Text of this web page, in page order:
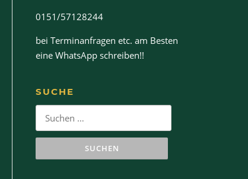
0151/57128244
bei Terminanfragen etc. am Besten
eine WhatsApp schreiben!!
SUCHE
Suchen